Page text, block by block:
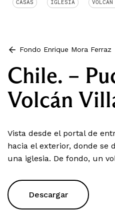
CASAS IGLESIA
Fondo Enrique Mora Ferraz
Chile. –
Volcán
Vista desde el portal de
hacia el exterior, donde se
una iglesia. De fondo, un
Descargar